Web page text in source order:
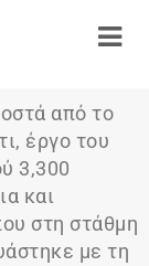
από το
έργο του
3,300
και
στη στάθμη
με τη